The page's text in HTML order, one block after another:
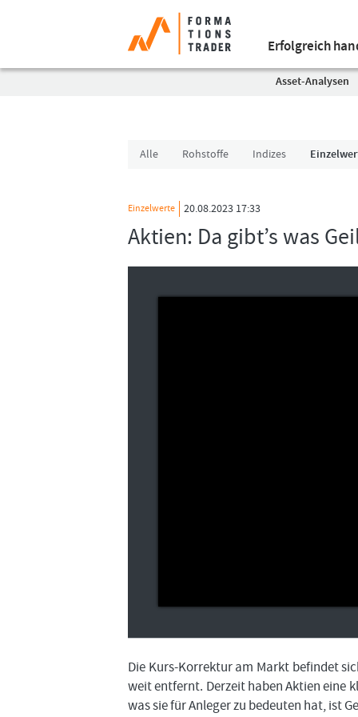
Erfolgreich
Asset-Analysen
Alle Rohstoffe Indizes
Einzelwerte 20.08.2023 17:33
Aktien: Da gibt’s was
Die Kurs-Korrektur am Markt befindet
weit entfernt. Derzeit haben Aktien eine
was sie für Anleger zu bedeuten hat, ist